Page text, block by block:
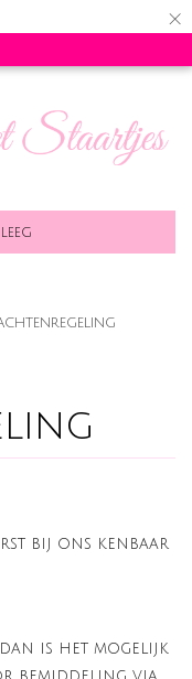
×
Toggle
bij ons kenbaar
is het mogelijk